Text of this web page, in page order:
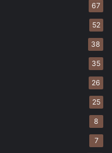
67
52
38
35
26
25
8
7